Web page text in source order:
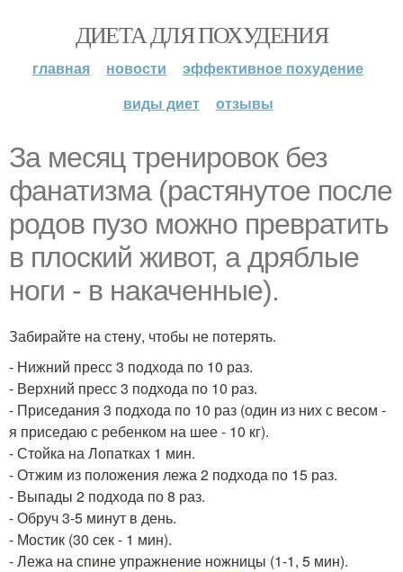
ДИЕТА ДЛЯ ПОХУДЕНИЯ
главная новости
эффективное похудение
виды диет
отзывы
За месяц тренировок без
фанатизма (растянутое после
родов пузо можно превратить
в плоский живот, а дряблые
ноги - в накаченные).
Забирайте на стену, чтобы не потерять.
- Нижний пресс 3 подхода по 10 раз.
- Верхний пресс 3 подхода по 10 раз.
- Приседания 3 подхода по 10 раз (один из них с весом -
я приседаю с ребенком на шее - 10 кг).
- Стойка на Лопатках 1 мин.
- Отжим из положения лежа 2 подхода по 15 раз.
- Выпады 2 подхода по 8 раз.
- Обруч 3-5 минут в день.
- Мостик (30 сек - 1 мин).
- Лежа на спине упражнение ножницы (1-1, 5 мин).